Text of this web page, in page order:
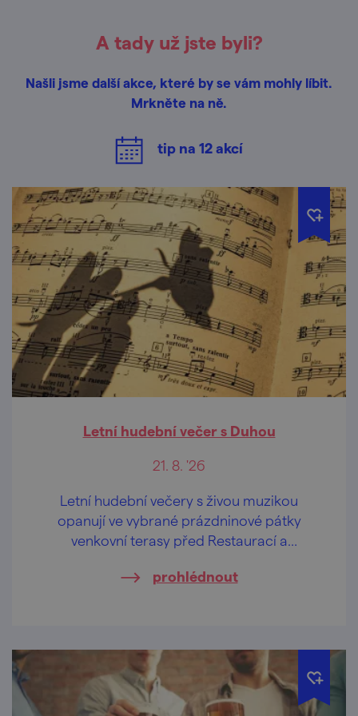
A tady už jste byli?
Našli jsme další akce, které by se vám mohly líbit.
Mrkněte na ně.
tip na 12akcí
Letní hudební večer s Duhou
21. 8. '26
Letní hudební večery s živou muzikou
opanují ve vybrané prázdninové pátky
venkovní terasy před Restaurací a
"sesterským" Hasičským pivovarem.
prohlédnout